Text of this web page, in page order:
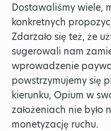
Dostawaliśmy wiele,
konkretnych
Zdarzało się też, że
sugerowali nam
wprowadzenie
powstrzymujemy się
kierunku, Opium w
założeniach nie było
monetyzację ruchu.